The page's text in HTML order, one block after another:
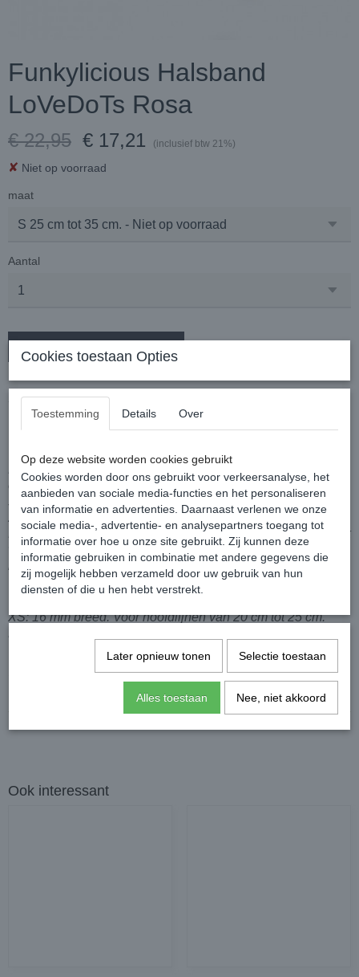
Funkylicious Halsband
LoVeDoTs Rosa
€ 22,95 € 17,21 (inclusief btw 21%)
✘ Niet op voorraad
maat
Aantal
Funkylicious Halsband LoVeDoTs Rosa
De nieuwe Trendy Line is een meer stedelijke, eenvoudige
en ideale collectie, ontworpen voor het drukke leven in de
stad, het zijn veilige kragen, snel aan- en uit te trekken en
zeer comfortabel. Zonder een beetje stijl te verliezen.
De magnetische verstevigde gesp zorgt voor gebruiksgemak
waardoor we niet meer tijd verliezen dan nodig is om onze
hond voor te bereiden op een wandeling.
XS: 16 mm breed. Voor hoofdlijnen van 20 cm tot 25 cm.
Specificaties
494-1107
Ook interessant
Cookies toestaan Opties
Toestemming Details Over
Op deze website worden cookies gebruikt
Cookies worden door ons gebruikt voor verkeersanalyse, het
aanbieden van sociale media-functies en het personaliseren
van informatie en advertenties. Daarnaast verlenen we onze
sociale media-, advertentie- en analysepartners toegang tot
informatie over hoe u onze site gebruikt. Zij kunnen deze
informatie gebruiken in combinatie met andere gegevens die
zij mogelijk hebben verzameld door uw gebruik van hun
diensten of die u hen hebt verstrekt.
Later opnieuw tonen Selectie toestaan
Alles toestaan Nee, niet akkoord